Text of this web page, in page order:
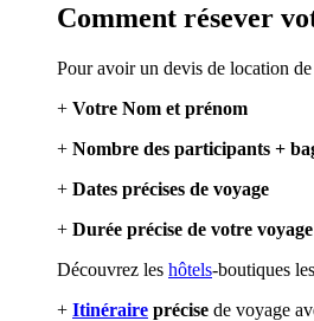
Comment résever
Pour avoir un devis de location
+ Votre Nom et prénom
+ Nombre des participants +
+ Dates précises de voyage
+ Durée précise de votre voyage
Découvrez les hôtels-boutiques
+ Itinéraire précise de voyage